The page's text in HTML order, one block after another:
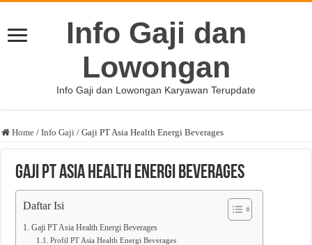
Info Gaji dan
Lowongan
Info Gaji dan Lowongan Karyawan Terupdate
Home / Info Gaji / Gaji PT Asia Health Energi Beverages
Gaji PT Asia Health Energi Beverages
Daftar Isi
Gaji PT Asia Health Energi Beverages
Profil PT Asia Health Energi Beverages